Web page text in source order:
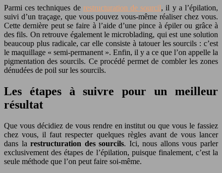
Parmi ces techniques de restructuration de sourcil, il y a l’épilation,
suivi d’un traçage, que vous pouvez vous-même réaliser chez vous.
Cette dernière peut se faire à l’aide d’une pince à épiler ou grâce à
des fils. On retrouve également le microblading, qui est une solution
beaucoup plus radicale, car elle consiste à tatouer les sourcils : c’est
le maquillage « semi-permanent ». Enfin, il y a ce que l’on appelle la
pigmentation des sourcils. Ce procédé permet de combler les zones
dénudées de poil sur les sourcils.
Les étapes à suivre pour un meilleur
résultat
Que vous décidiez de vous rendre en institut ou que vous le fassiez
chez vous, il faut respecter quelques règles avant de vous lancer
dans larestructuration des sourcils. Ici, nous allons vous parler
exclusivement des étapes de l’épilation, puisque finalement, c’est la
seule méthode que l’on peut faire soi-même.